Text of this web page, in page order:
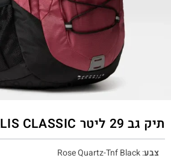
תיק גב 29 ליטר BOREALIS CLASSIC
צבע:
Rose Quartz-Tnf Black